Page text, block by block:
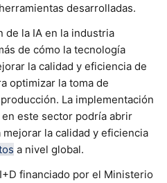
desarrolladas.
de la IA en la industria
de cómo la tecnología
la calidad y eficiencia de
optimizar la toma de
La implementación
este sector podría abrir
la calidad y eficiencia
a nivel global.
financiado por el Ministerio